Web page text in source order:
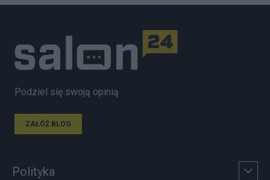
Podziel się swoją opinią
ZAŁÓŻ BLOG
Polityka